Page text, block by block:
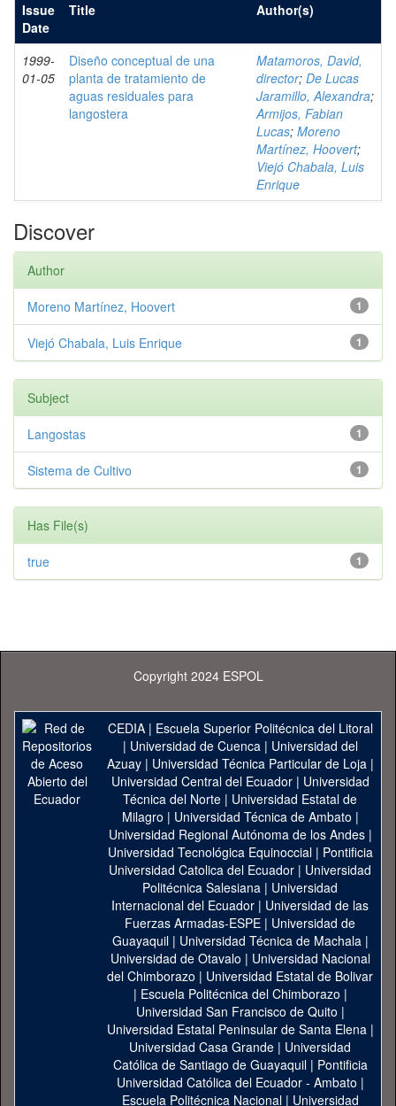
Issue
Date
Title Author(s)
1999-
01-05
Diseño conceptual de una
planta de tratamiento de
aguas residuales para
langostera
Matamoros, David,
director; De Lucas
Jaramillo, Alexandra;
Armijos, Fabian
Lucas; Moreno
Martínez, Hoovert;
Viejó Chabala, Luis
Enrique
Discover
Author
1
Moreno Martínez, Hoovert
1
Viejó Chabala, Luis Enrique
Subject
1
Langostas
1
Sistema de Cultivo
Has File(s)
1
true
Copyright 2024 ESPOL
CEDIA| Escuela Superior Politécnica del Litoral
| Universidad de Cuenca| Universidad del
Azuay| Universidad Técnica Particular de Loja|
Universidad Central del Ecuador| Universidad
Técnica del Norte | Universidad Estatal de
Milagro | Universidad Técnica de Ambato |
Universidad Regional Autónoma de los Andes|
Universidad Tecnológica Equinoccial| Pontificia
Universidad Catolica del Ecuador | Universidad
Politécnica Salesiana | Universidad
Internacional del Ecuador | Universidad de las
Fuerzas Armadas-ESPE | Universidad de
Guayaquil| Universidad Técnica de Machala|
Universidad de Otavalo | Universidad Nacional
del Chimborazo | Universidad Estatal de Bolivar
| Escuela Politécnica del Chimborazo |
Universidad San Francisco de Quito |
Universidad Estatal Peninsular de Santa Elena|
Universidad Casa Grande | Universidad
Católica de Santiago de Guayaquil| Pontificia
Universidad Católica del Ecuador - Ambato |
Escuela Politécnica Nacional| Universidad